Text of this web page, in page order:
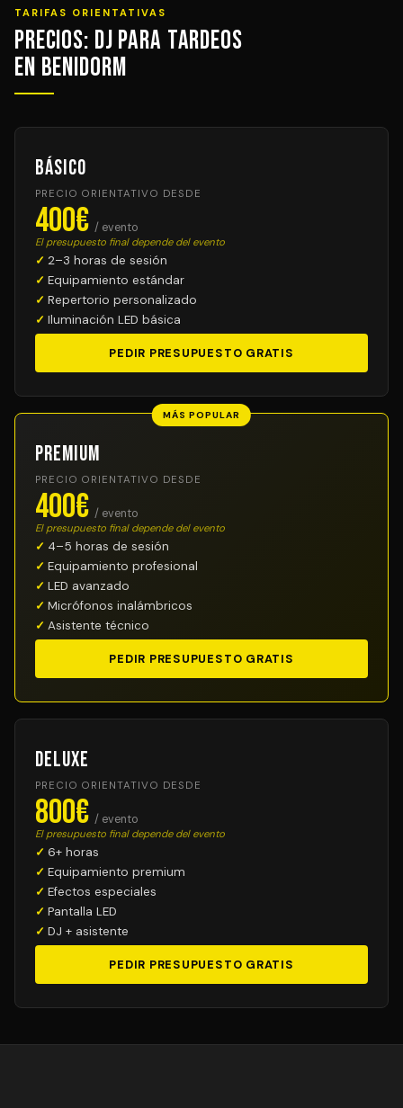
TARIFAS ORIENTATIVAS
Precios: DJ para Tardeos
en Benidorm
Básico
PRECIO ORIENTATIVO DESDE
400€ / evento
El presupuesto final depende del evento
2–3 horas de sesión
Equipamiento estándar
Repertorio personalizado
Iluminación LED básica
PEDIR PRESUPUESTO GRATIS
MÁS POPULAR
Premium
PRECIO ORIENTATIVO DESDE
400€ / evento
El presupuesto final depende del evento
4–5 horas de sesión
Equipamiento profesional
LED avanzado
Micrófonos inalámbricos
Asistente técnico
PEDIR PRESUPUESTO GRATIS
Deluxe
PRECIO ORIENTATIVO DESDE
800€ / evento
El presupuesto final depende del evento
6+ horas
Equipamiento premium
Efectos especiales
Pantalla LED
DJ + asistente
PEDIR PRESUPUESTO GRATIS